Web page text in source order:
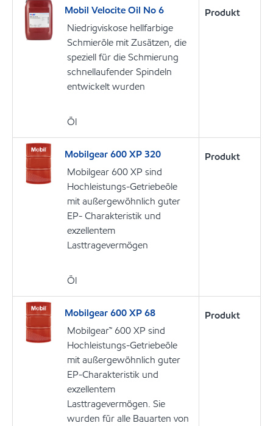
Mobil Velocite Oil No 6
Niedrigviskose hellfarbige
Schmieröle mit Zusätzen, die
speziell für die Schmierung
schnellaufender Spindeln
entwickelt wurden
Öl
Produkt
Mobilgear 600 XP 320
Mobilgear 600 XP sind
Hochleistungs-Getriebeöle
mit außergewöhnlich guter
EP- Charakteristik und
exzellentem
Lasttragevermögen
Öl
Produkt
Mobilgear 600 XP 68
Mobilgear™ 600 XP sind
Hochleistungs-Getriebeöle
mit außergewöhnlich guter
EP-Charakteristik und
exzellentem
Lasttragevermögen. Sie
wurden für alle Bauarten von
Produkt